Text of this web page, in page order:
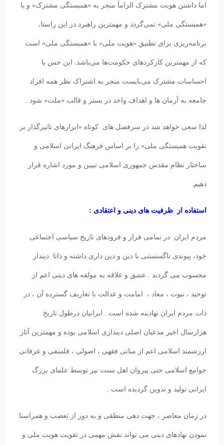
اما داشتن هویت مشترک الزامأ منجر به «همبستگی مشترک» و یا
«همبستگی ملی» نمی‌گردد و مهمترین راهبرد در این راستا،
برنامه‌ریزی برای تطبیق «هویت ملی» با «همبستگی ملی» است
که از مهمترین کارکردهای حکومت‌ها می‌باشد. این حس یا
احساسات مشترک می‌بایست منجر به اشتراک نظر همه افراد
جامعه به آرمان ها و اهداف واحد در بستر و قالب «ملت» شود .
لذا سعی خواهد شد در سرفصل های کوتاه «ابزارهای تاثیرگذار بر
تقویت همبستگی ملی» را بر اساس فرهنگ ایرانی اسلامی و
ساختار نظام مقدس جمهوری اسلامی تبیین و مورد اشاره قرار
دهیم.
استفاده از ظرفیت های دینی و اعتقادی :
مردم ایران در تمامی فراز و فرودهای تاریخ سیاسی اجتماعی
خود، پیوندی ناگسستنی با دین و دین داری داشته و ذاتا دیندار
محسوب می گردند . عشق و علاقه به مولفه های دینی اعم از
توحید ، نبوت ، معاد ، امامت و عدالت با تعاریف گسترده آن ، در
ذات مردم ایران نهادینه شده است . ایرانیان درطول تاریخ
هزارسال اخیر مدعیان اصلی دینداری اسلامی بوده و مهمترین آثار
ارزشمند اسلامی اعم از مبانی فقهی ، اصولی ، فلسفی و عرفانی
جوامع اسلامی حتی پیروان اهل سنت نیز توسط علمای بزرگ
ایرانی تولید و تدوین گردیده است .
در زمان معاصر ، جهت دهی منطقی و به دور از تعصب و همراستا
نمودن نهادهای دینی می تواند نقش مهمی در تقویت هویت ملی و